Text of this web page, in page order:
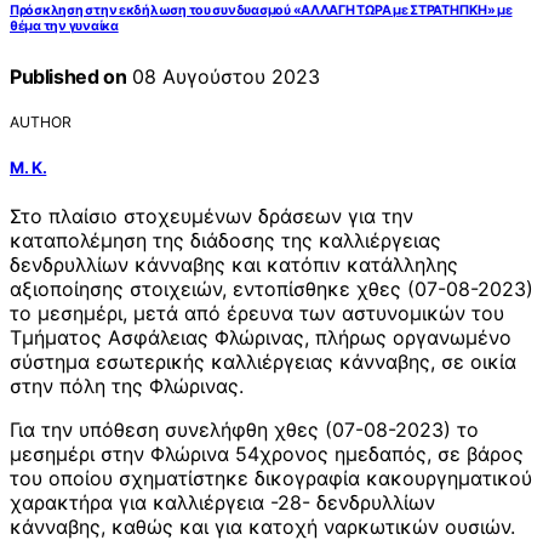
Πρόσκληση στην εκδήλωση του συνδυασμού «ΑΛΛΑΓΗ ΤΩΡΑ με ΣΤΡΑΤΗΓΙΚΗ» με
θέμα την γυναίκα
Published on 08 Αυγούστου 2023
AUTHOR
Μ. Κ.
Στο πλαίσιο στοχευμένων δράσεων για την
καταπολέμηση της διάδοσης της καλλιέργειας
δενδρυλλίων κάνναβης και κατόπιν κατάλληλης
αξιοποίησης στοιχειών, εντοπίσθηκε χθες (07-08-2023)
το μεσημέρι, μετά από έρευνα των αστυνομικών του
Τμήματος Ασφάλειας Φλώρινας, πλήρως οργανωμένο
σύστημα εσωτερικής καλλιέργειας κάνναβης, σε οικία
στην πόλη της Φλώρινας.
Για την υπόθεση συνελήφθη χθες (07-08-2023) το
μεσημέρι στην Φλώρινα 54χρονος ημεδαπός, σε βάρος
του οποίου σχηματίστηκε δικογραφία κακουργηματικού
χαρακτήρα για καλλιέργεια -28- δενδρυλλίων
κάνναβης, καθώς και για κατοχή ναρκωτικών ουσιών.